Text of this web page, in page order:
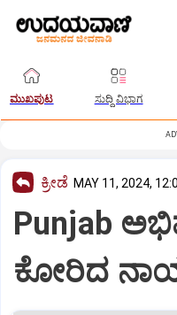
ಮುಖಪುಟ ಸುದ್ದಿ ವಿಭಾಗ
ಕ್ರೀಡೆ MAY 11, 2024,
Punjab
ಕೋರಿದ